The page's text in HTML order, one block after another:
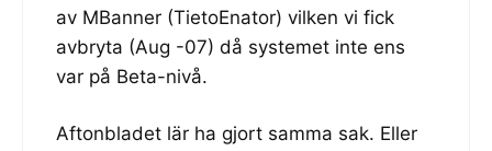
av MBanner (TietoEnator) vilken vi fick
avbryta (Aug -07) då systemet inte ens
var på Beta-nivå.
Aftonbladet lär ha gjort samma sak. Eller